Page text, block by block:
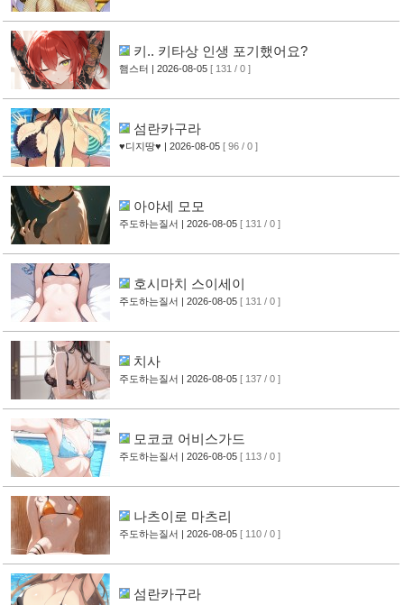
키.. 키타상 인생 포기했어요?
햄스터 | 2026-08-05 [ 131 / 0 ]
섬란카구라
♥디지땅♥ | 2026-08-05 [ 96 / 0 ]
아야세 모모
주도하는질서 | 2026-08-05 [ 131 / 0 ]
호시마치 스이세이
주도하는질서 | 2026-08-05 [ 131 / 0 ]
치사
주도하는질서 | 2026-08-05 [ 137 / 0 ]
모코코 어비스가드
주도하는질서 | 2026-08-05 [ 113 / 0 ]
나츠이로 마츠리
주도하는질서 | 2026-08-05 [ 110 / 0 ]
섬란카구라